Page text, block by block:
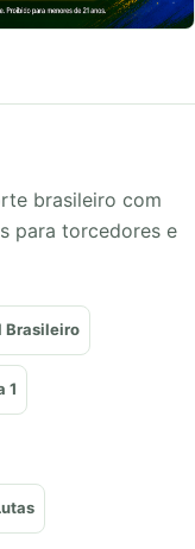
brasileiro com
para torcedores e
Brasileiro
1